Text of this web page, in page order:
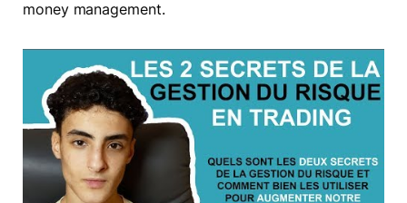
money management.